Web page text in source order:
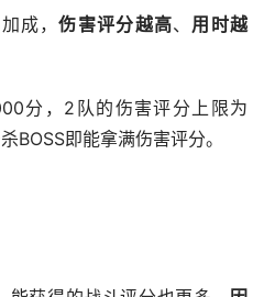
成，伤害评分越高、 用时越
分，2队的伤害评分上限为
BOSS即能拿满伤害评分。